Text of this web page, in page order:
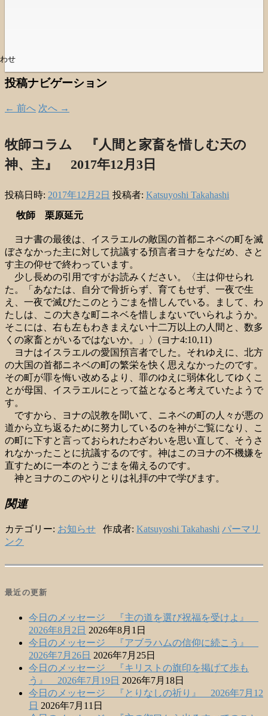
せ
投稿ナビゲーション
← 前へ 次へ →
牧師コラム 『人間と家畜を惜しむ天の
神、主』 2017年12月3日
投稿日時: 2017年12月2日 投稿者: Katsuyoshi Takahashi
牧師 栗原延元
ヨナ書の最後は、イスラエルの敵国の首都ニネベの町を滅
ぼさなかった主に対して抗議する預言者ヨナをなだめ、さと
す主の仰せで終わっています。
少し長めの引用ですがお読みください。〈主は仰せられ
た。「あなたは、自分で骨折らず、育てもせず、一夜で生
え、一夜で滅びたこのとうごまを惜しんでいる。まして、わ
たしは、この大きな町ニネベを惜しまないでいられようか。
そこには、右も左もわきまえない十二万以上の人間と、数多
くの家畜とがいるではないか。」〉 (ヨナ4:10,11)
ヨナはイスラエルの愛国預言者でした。それゆえに、北方
の大国の首都ニネベの町の繁栄を快く思えなかったのです。
その町が罪を悔い改めるより、罪のゆえに弱体化してゆくこ
とが母国、イスラエルにとって益となると考えていたようで
す。
ですから、ヨナの説教を聞いて、ニネベの町の人々が悪の
道から立ち返るために努力しているのを神がご覧になり、こ
の町に下すと言っておられたわざわいを思い直して、そうさ
れなかったことに抗議するのです。神はこのヨナの不機嫌を
直すために一本のとうごまを備えるのです。
神とヨナのこのやりとりは礼拝の中で学びます。
関連
カテゴリー: お知らせ 作成者: Katsuyoshi Takahashi パーマリ
ンク
最近の更新
今日のメッセージ 『主の道を選び祝福を受けよ』
2026年8月2日 2026年8月1日
今日のメッセージ 『アブラハムの信仰に続こう』
2026年7月26日 2026年7月25日
今日のメッセージ 『キリストの旗印を掲げて歩も
う』 2026年7月19日 2026年7月18日
今日のメッセージ 『とりなしの祈り』 2026年7月12
日 2026年7月11日